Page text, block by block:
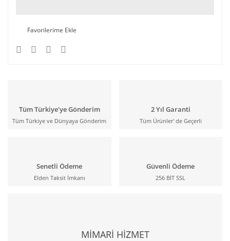
Tüm Türkiye'ye Gönderim
Tüm Türkiye ve Dünyaya Gönderim
2 Yıl Garanti
Tüm Ürünler' de Geçerli
Senetli Ödeme
Elden Taksit İmkanı
Güvenli Ödeme
256 BİT SSL
MİMARİ HİZMET